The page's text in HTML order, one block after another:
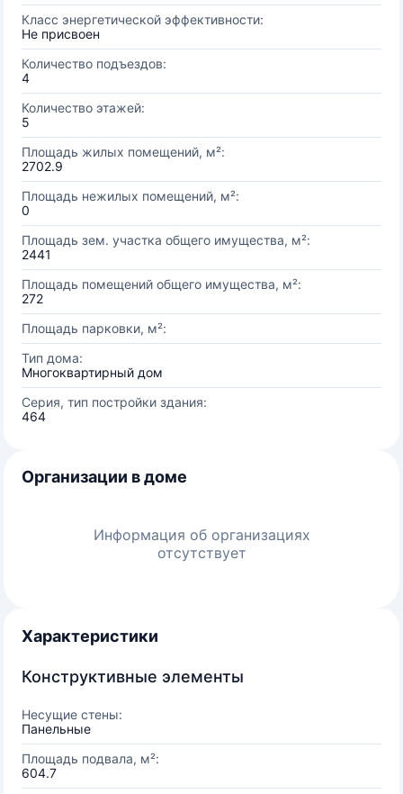
Класс энергетической эффективности:
Не присвоен
Количество подъездов:
4
Количество этажей:
5
Площадь жилых помещений, м²:
2702.9
Площадь нежилых помещений, м²:
0
Площадь зем. участка общего имущества, м²:
2441
Площадь помещений общего имущества, м²:
272
Площадь парковки, м²:
Тип дома:
Многоквартирный дом
Серия, тип постройки здания:
464
Организации в доме
Информация об организациях
отсутствует
Характеристики
Конструктивные элементы
Несущие стены:
Панельные
Площадь подвала, м²:
604.7